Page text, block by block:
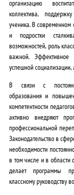
0
₽
организацию
коллектива,
ученика. В современном
и подростки
возможностей, роль
важной.
успешной
В связи с
образования и
компетентности
активно внедряют
профессиональной
Законодательство в
необходимости
в том числе и в области
делает программы
классному руководству